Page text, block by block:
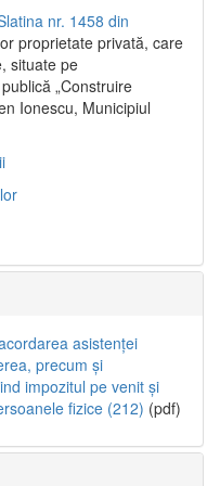
nr. 1458 din
proprietate privată, care
situate pe
„Construire
Ionescu, Municipiul
asistenței
precum și
impozitul pe venit și
fizice (212) (pdf)